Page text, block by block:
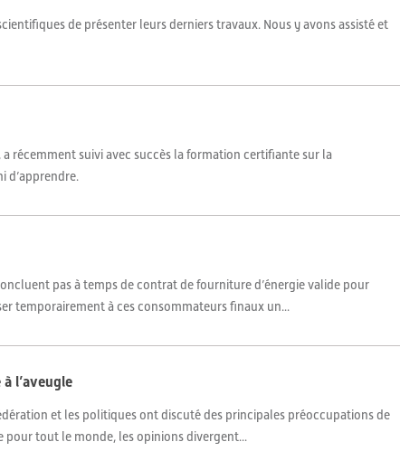
de présenter leurs derniers travaux. Nous y avons assisté et
récemment suivi avec succès la formation certifiante sur la
d’apprendre.
pas à temps de contrat de fourniture d’énergie valide pour
temporairement à ces consommateurs finaux un...
l’aveugle
et les politiques ont discuté des principales préoccupations de
pour tout le monde, les opinions divergent...